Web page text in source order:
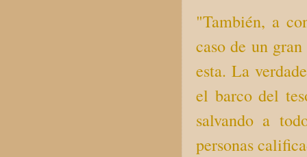
"También, a
caso de un
esta. La
el barco del
salvando a
personas